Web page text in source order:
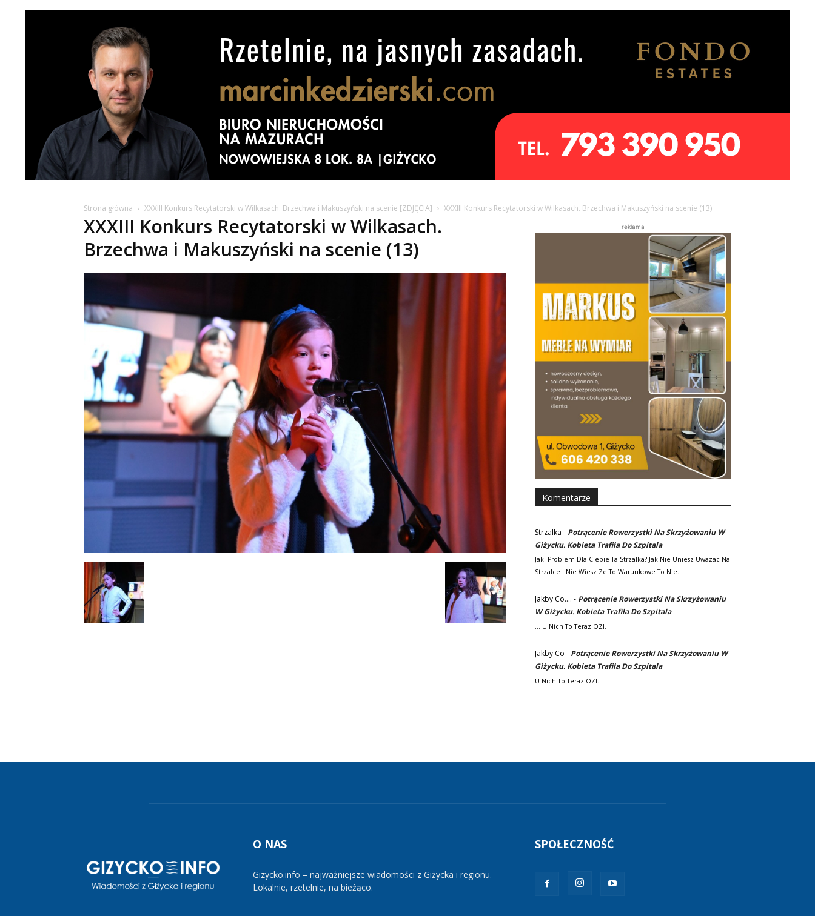
Strona główna XXXIII Konkurs Recytatorski w Wilkasach. Brzechwa i Makuszyński na scenie [ZDJĘCIA] XXXIII Konkurs Recytatorski w Wilkasach. Brzechwa i Makuszyński na scenie (13)
XXXIII Konkurs Recytatorski w Wilkasach.
Brzechwa i Makuszyński na scenie (13)
reklama
Komentarze
Strzalka - Potrącenie Rowerzystki Na Skrzyżowaniu W
Giżycku. Kobieta Trafiła Do Szpitala
Jaki Problem Dla Ciebie Ta Strzalka? Jak Nie Uniesz Uwazac Na
Strzalce I Nie Wiesz Ze To Warunkowe To Nie…
Jakby Co.... - Potrącenie Rowerzystki Na Skrzyżowaniu
W Giżycku. Kobieta Trafiła Do Szpitala
... U Nich To Teraz OZI.
Jakby Co - Potrącenie Rowerzystki Na Skrzyżowaniu W
Giżycku. Kobieta Trafiła Do Szpitala
U Nich To Teraz OZI.
O NAS
Gizycko.info – najważniejsze wiadomości z Giżycka i regionu.
Lokalnie, rzetelnie, na bieżąco.
SPOŁECZNOŚĆ